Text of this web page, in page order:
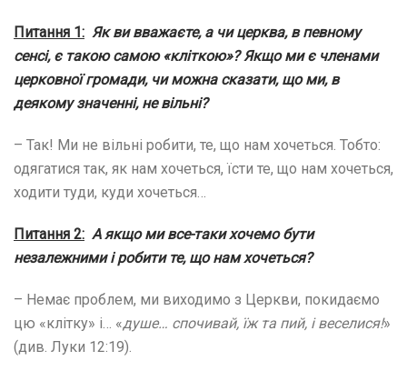
Питання 1: Як ви вважаєте, а чи церква, в певному
сенсі, є такою самою «кліткою»? Якщо ми є членами
церковної громади, чи можна сказати, що ми, в
деякому значенні, не вільні?
– Так! Ми не вільні робити, те, що нам хочеться. Тобто:
одягатися так, як нам хочеться, їсти те, що нам хочеться,
ходити туди, куди хочеться…
Питання 2: А якщо ми все-таки хочемо бути
незалежними і робити те, що нам хочеться?
– Немає проблем, ми виходимо з Церкви, покидаємо
цю «клітку» і… «душе… спочивай, їж та пий, і веселися!»
(див. Луки 12:19).